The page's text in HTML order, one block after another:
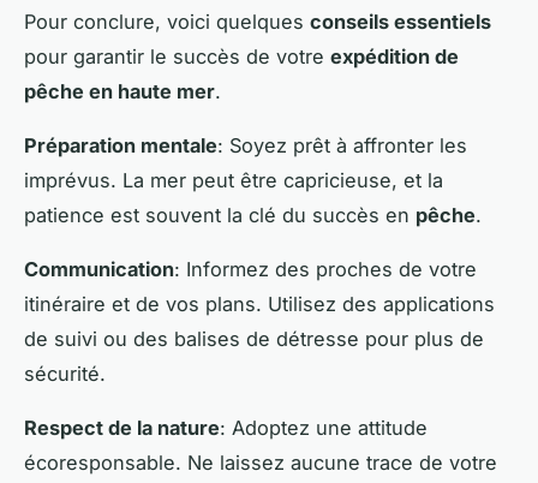
Pour conclure, voici quelques conseils essentiels
pour garantir le succès de votre expédition de
pêche en haute mer.
Préparation mentale: Soyez prêt à affronter les
imprévus. La mer peut être capricieuse, et la
patience est souvent la clé du succès en pêche.
Communication: Informez des proches de votre
itinéraire et de vos plans. Utilisez des applications
de suivi ou des balises de détresse pour plus de
sécurité.
Respect de la nature: Adoptez une attitude
écoresponsable. Ne laissez aucune trace de votre